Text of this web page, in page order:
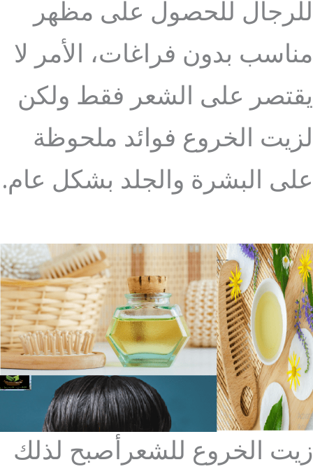
للرجال للحصول على مظهر
مناسب بدون فراغات، الأمر لا
يقتصر على الشعر فقط ولكن
لزيت الخروع فوائد ملحوظة
على البشرة والجلد بشكل عام.
زيت الخروع للشعرأصبح لذلك